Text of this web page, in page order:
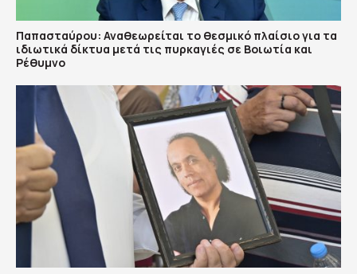
Παπασταύρου: Αναθεωρείται το θεσμικό πλαίσιο για τα
ιδιωτικά δίκτυα μετά τις πυρκαγιές σε Βοιωτία και
Ρέθυμνο